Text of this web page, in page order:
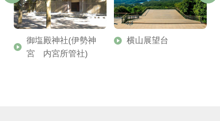
御塩殿神社(伊勢神
宮 内宮所管社)
横山展望台